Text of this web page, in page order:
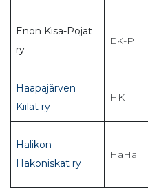
Enon Kisa-Pojat
ry
EK-P
Haapajärven
Kiilat ry
HK
Halikon
Hakoniskat ry
HaHa